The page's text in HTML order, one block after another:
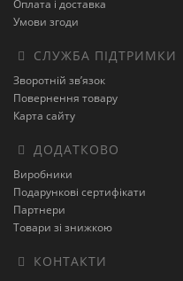
Оплата і доставка
Умови згоди
СЛУЖБА ПІДТРИМКИ
Зворотній зв’язок
Повернення товару
Карта сайту
ДОДАТКОВО
Виробники
Подарункові сертифікати
Партнери
Товари зі знижкою
КОНТАКТИ